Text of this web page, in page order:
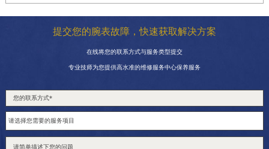
提交您的腕表故障，快速获取解决方案
在线将您的联系方式与服务类型提交
专业技师为您提供高水准的维修服务中心保养服务